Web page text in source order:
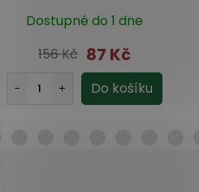
Dostupné do 1 dne
156 Kč 87 Kč